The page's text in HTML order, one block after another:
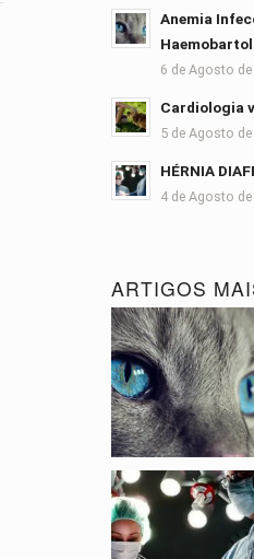
Anemia
6 de Agosto de
Cardiologia
5 de Agosto
HÉRNIA
4 de Agosto
ARTIGOS